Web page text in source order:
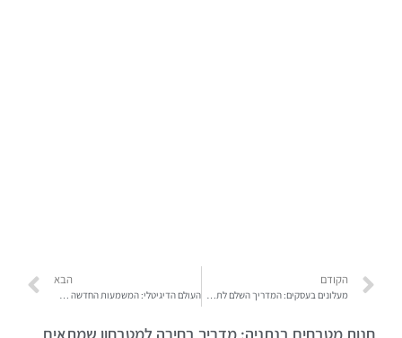
הקודם
מעלונים בעסקים: המדריך השלם לתחזוקה ותפעול!
הבא
העולם הדיגיטלי: המשמעות החדשה של בעלי העסקים המוכנים לגדול